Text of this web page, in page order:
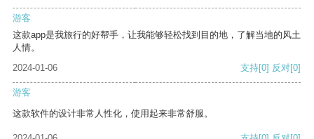
游客
这款app是我旅行的好帮手，让我能够轻松找到目的地，了解当地的风土
人情。
2024-01-06
支持[0] 反对[0]
游客
这款软件的设计非常人性化，使用起来非常舒服。